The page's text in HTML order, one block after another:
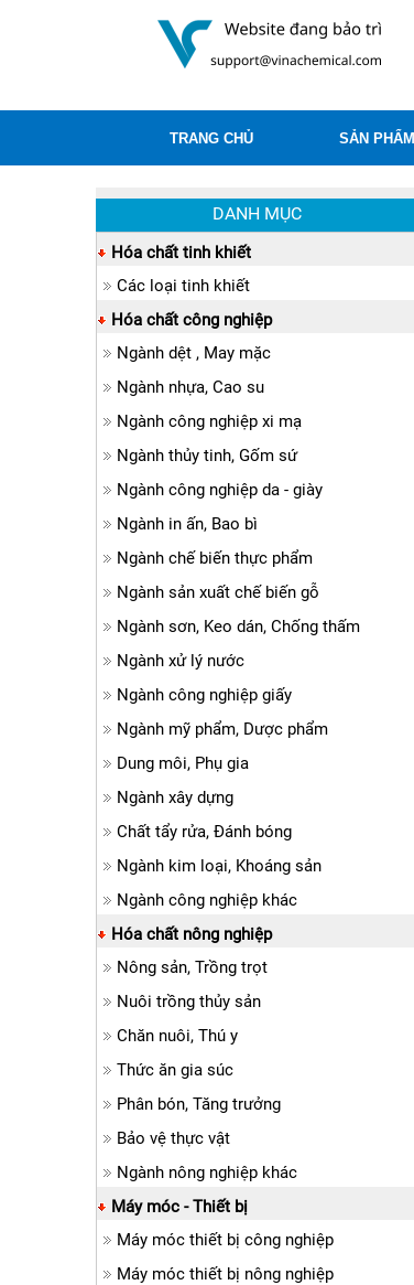
TRANG CHỦ SẢN PHẨM
DANH MỤC
Hóa chất tinh khiết
Các loại tinh khiết
Hóa chất công nghiệp
Ngành dệt , May mặc
Ngành nhựa, Cao su
Ngành công nghiệp xi mạ
Ngành thủy tinh, Gốm sứ
Ngành công nghiệp da - giày
Ngành in ấn, Bao bì
Ngành chế biến thực phẩm
Ngành sản xuất chế biến gỗ
Ngành sơn, Keo dán, Chống thấm
Ngành xử lý nước
Ngành công nghiệp giấy
Ngành mỹ phẩm, Dược phẩm
Dung môi, Phụ gia
Ngành xây dựng
Chất tẩy rửa, Đánh bóng
Ngành kim loại, Khoáng sản
Ngành công nghiệp khác
Hóa chất nông nghiệp
Nông sản, Trồng trọt
Nuôi trồng thủy sản
Chăn nuôi, Thú y
Thức ăn gia súc
Phân bón, Tăng trưởng
Bảo vệ thực vật
Ngành nông nghiệp khác
Máy móc - Thiết bị
Máy móc thiết bị công nghiệp
Máy móc thiết bị nông nghiệp